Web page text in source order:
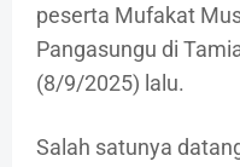
peserta Mufakat
Pangasungu di
(8/9/2025) lalu.
Salah satunya